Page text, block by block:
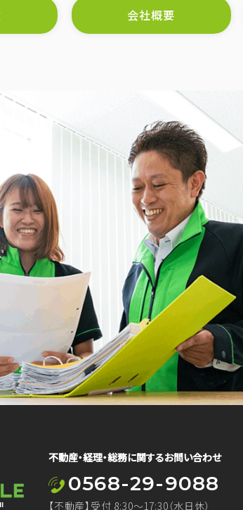
会社概要
不動産・経理・総務に関するお問い合わせ
0568-29-9088
【不動産】受付 8:30～17:30（水日休）